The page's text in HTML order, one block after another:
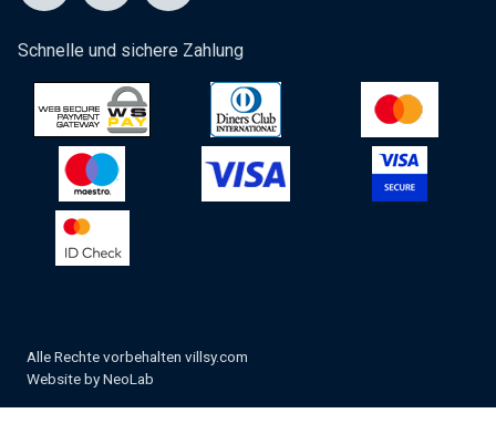
Schnelle und sichere Zahlung
Alle Rechte vorbehalten villsy.com
Website byNeoLab